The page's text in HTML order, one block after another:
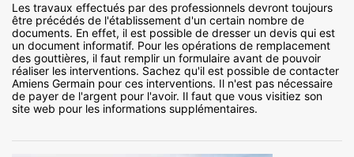
Les travaux effectués par des professionnels devront toujours
être précédés de l'établissement d'un certain nombre de
documents. En effet, il est possible de dresser un devis qui est
un document informatif. Pour les opérations de remplacement
des gouttières, il faut remplir un formulaire avant de pouvoir
réaliser les interventions. Sachez qu'il est possible de contacter
Amiens Germain pour ces interventions. Il n'est pas nécessaire
de payer de l'argent pour l'avoir. Il faut que vous visitiez son
site web pour les informations supplémentaires.